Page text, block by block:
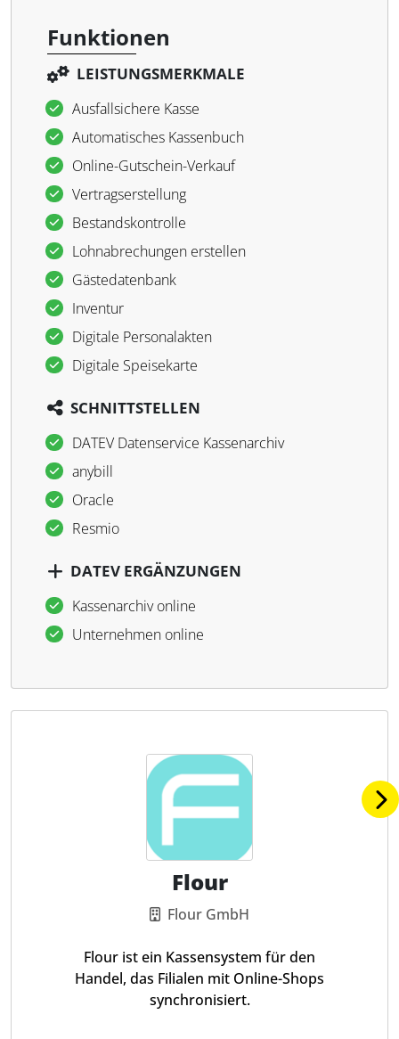
Funktionen
LEISTUNGSMERKMALE
Ausfallsichere Kasse
Automatisches Kassenbuch
Online-Gutschein-Verkauf
Vertragserstellung
Bestandskontrolle
Lohnabrechungen erstellen
Gästedatenbank
Inventur
Digitale Personalakten
Digitale Speisekarte
SCHNITTSTELLEN
DATEV Datenservice Kassenarchiv
anybill
Oracle
Resmio
DATEV ERGÄNZUNGEN
Kassenarchiv online
Unternehmen online
Flour
Flour GmbH
Flour ist ein Kassensystem für den
Handel, das Filialen mit Online-Shops
synchronisiert.